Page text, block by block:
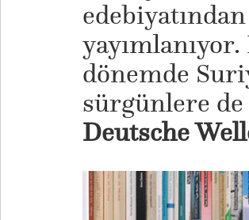
dönemde
sürgünlere de
Deutsche